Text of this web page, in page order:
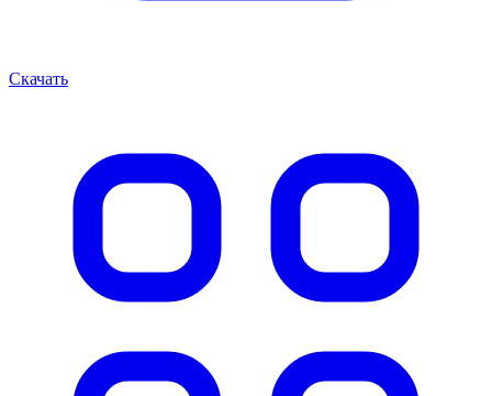
Скачать